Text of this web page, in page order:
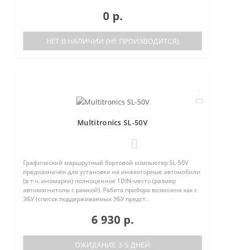
0 р.
НЕТ В НАЛИЧИИ (НЕ ПРОИЗВОДИТСЯ)
Multitronics SL-50V
Графический маршрутный бортовой компьютер SL-50V
предназначен для установки на инжекторные автомобили
(в т.ч. иномарки) полноценное 1DIN-место (размер
автомагнитолы с рамкой). Работа прибора возможна как с
ЭБУ (список поддерживаемых ЭБУ предст..
6 930 р.
ОЖИДАНИЕ 3-5 ДНЕЙ